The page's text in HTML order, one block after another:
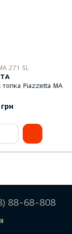
271 SL
топка Piazzetta MA
88-68-808